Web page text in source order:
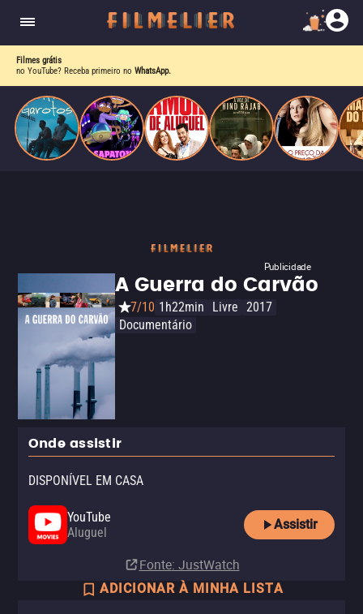
Filmes grátis
no YouTube? Receba primeiro no WhatsApp.
Publicidade
A Guerra do Carvão
7/10 1h22min Livre 2017
Documentário
Onde assistir
DISPONÍVEL EM CASA
YouTube
Aluguel
Assistir
Fonte: JustWatch
ADICIONAR À MINHA LISTA
aceitação.